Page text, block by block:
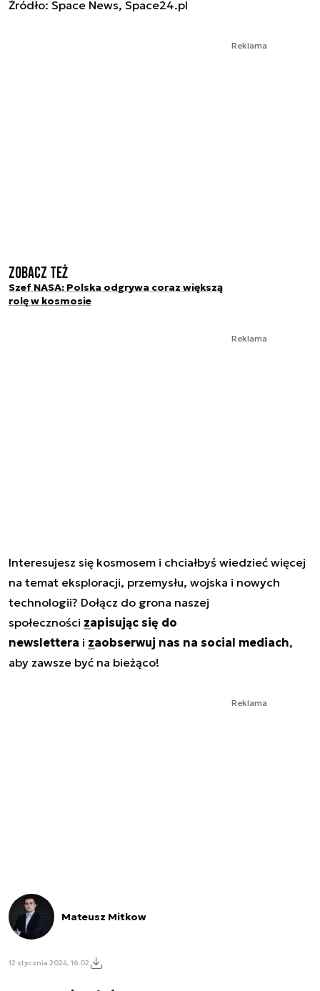
Źródło: Space News, Space24.pl
Reklama
Zobacz też
Szef NASA: Polska odgrywa coraz większą
rolę w kosmosie
Reklama
Interesujesz się kosmosem i chciałbyś wiedzieć więcej
na temat eksploracji, przemysłu, wojska i nowych
technologii? Dołącz do grona naszej
społeczności zapisując się do
newslettera i zaobserwuj nas na social mediach,
aby zawsze być na bieżąco!
Reklama
Mateusz Mitkow
12 stycznia 2024, 16:02